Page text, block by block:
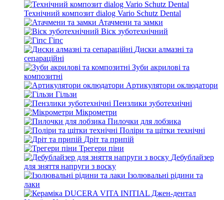
Технічний композит dialog Vario Schutz Dental
Атачмени та замки
Віск зуботехнічний
Гіпс
Диски алмазні та
сепараційні
Зуби акрилові та
композитні
Артикулятори оклюдатори
Гільзи
Пензлики зуботехнічні
Мікрометри
Пилочки для лобзика
Поліри та щітки технічні
Дріт та припій
Трегери піни
Дебублайзер
для зняття напруги з воску
Ізолювальні рідини та
лаки